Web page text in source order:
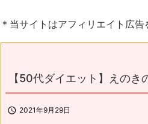
＊当サイトはアフィリエイト広
【50代ダイエット】えのき
 2021年9月29日